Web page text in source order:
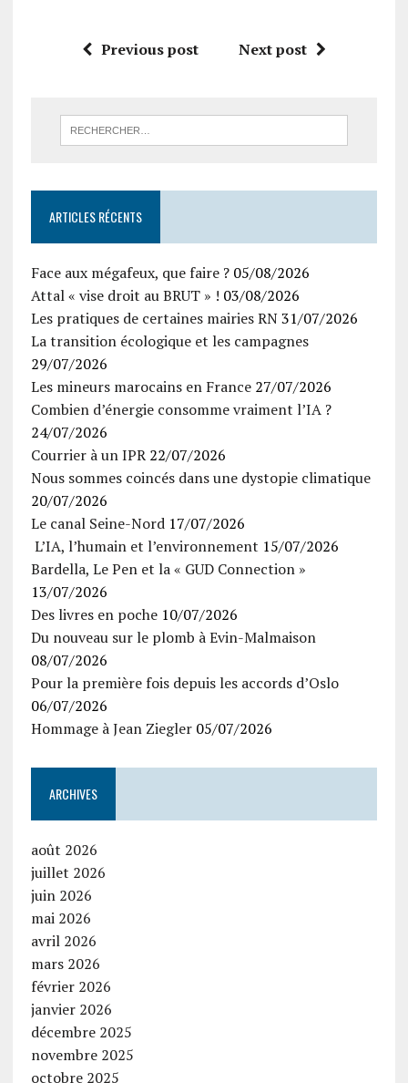
Previous post Next post
ARTICLES RÉCENTS
Face aux mégafeux, que faire ? 05/08/2026
Attal « vise droit au BRUT » ! 03/08/2026
Les pratiques de certaines mairies RN 31/07/2026
La transition écologique et les campagnes
29/07/2026
Les mineurs marocains en France 27/07/2026
Combien d’énergie consomme vraiment l’IA ?
24/07/2026
Courrier à un IPR 22/07/2026
Nous sommes coincés dans une dystopie climatique
20/07/2026
Le canal Seine-Nord 17/07/2026
L’IA, l’humain et l’environnement 15/07/2026
Bardella, Le Pen et la « GUD Connection »
13/07/2026
Des livres en poche 10/07/2026
Du nouveau sur le plomb à Evin-Malmaison
08/07/2026
Pour la première fois depuis les accords d’Oslo
06/07/2026
Hommage à Jean Ziegler 05/07/2026
ARCHIVES
août 2026
juillet 2026
juin 2026
mai 2026
avril 2026
mars 2026
février 2026
janvier 2026
décembre 2025
novembre 2025
octobre 2025